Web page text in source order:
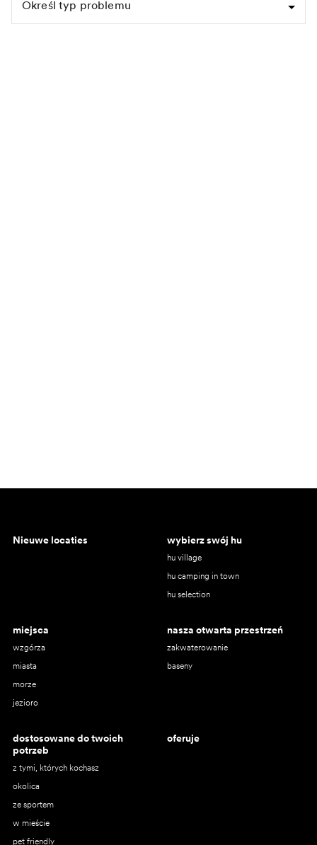
Określ typ problemu
Nieuwe locaties wybierz swój hu
hu village
hu camping in town
hu selection
miejsca
wzgórza
miasta
morze
jezioro
nasza otwarta przestrzeń
zakwaterowanie
baseny
dostosowane do twoich
potrzeb
z tymi, których kochasz
okolica
ze sportem
w mieście
pet friendly
oferuje